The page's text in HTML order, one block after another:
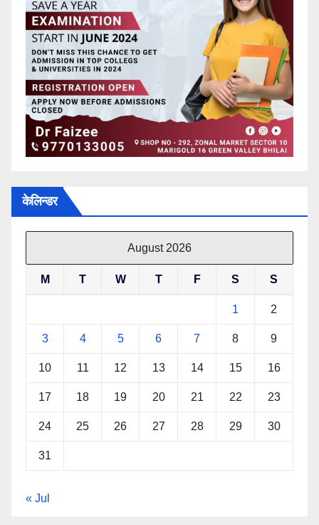
केलिन्डर
August 2026
M T W T F S S
1 2
3 4 5 6 7 8 9
10 11 12 13 14 15 16
17 18 19 20 21 22 23
24 25 26 27 28 29 30
31
« Jul